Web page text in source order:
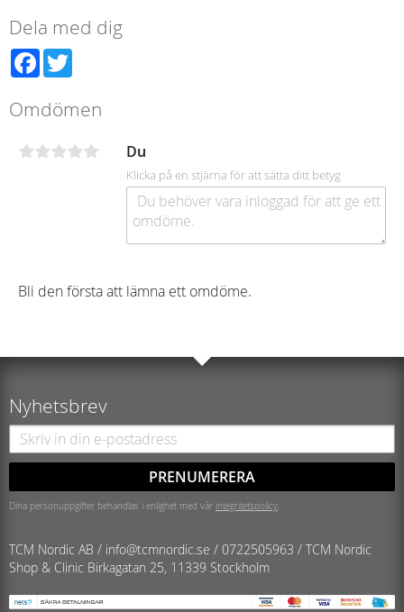
Dela med dig
Facebook
Omdömen
Du
Klicka på en stjärna för att sätta ditt betyg
Bli den första att lämna ett omdöme.
Nyhetsbrev
PRENUMERERA
Dina personuppgifter behandlas i enlighet med vår integritetspolicy.
TCM Nordic AB / info@tcmnordic.se / 0722505963 / TCM Nordic
Shop & Clinic Birkagatan 25, 11339 Stockholm